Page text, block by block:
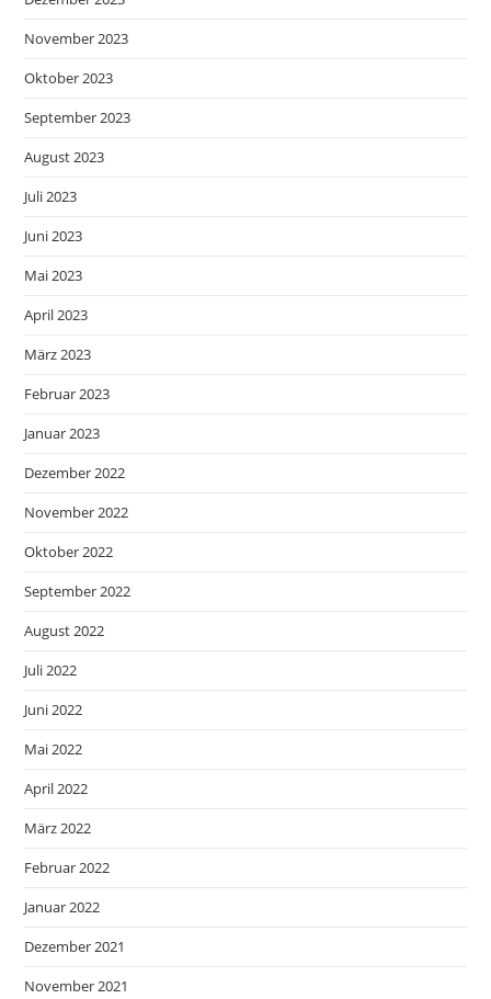
November 2023
Oktober 2023
September 2023
August 2023
Juli 2023
Juni 2023
Mai 2023
April 2023
März 2023
Februar 2023
Januar 2023
Dezember 2022
November 2022
Oktober 2022
September 2022
August 2022
Juli 2022
Juni 2022
Mai 2022
April 2022
März 2022
Februar 2022
Januar 2022
Dezember 2021
November 2021